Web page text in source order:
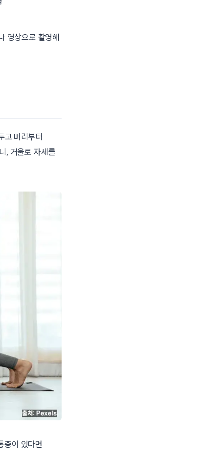
영상으로 촬영해
고 머리부터
, 거울로 자세를
이 있다면